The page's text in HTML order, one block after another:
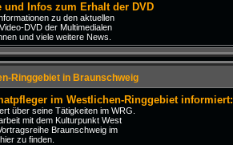
und Infos zum Erhalt der DVD
zu den aktuellen
DVD der Multimedialen
und viele weitere News.
Ringgebiet in Braunschweig
im Westlichen-Ringgebiet informiert:
über seine Tätigkeiten im WRG.
mit dem Kulturpunkt West
Braunschweig im
zu finden.